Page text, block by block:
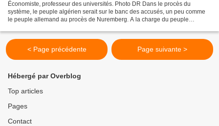
Économiste, professeur des universités. Photo DR Dans le procès du
système, le peuple algérien serait sur le banc des accusés, un peu comme
le peuple allemand au procès de Nuremberg. A la charge du peuple
< Page précédente Page suivante >
Hébergé par Overblog
Top articles
Pages
Contact